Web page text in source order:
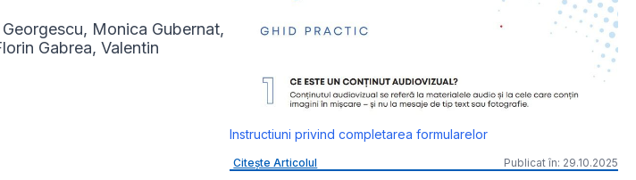
Monica Gubernat,
Gabrea, Valentin
Instructiuni privind completarea formularelor
Citește Articolul Publicat în: 29.10.2025